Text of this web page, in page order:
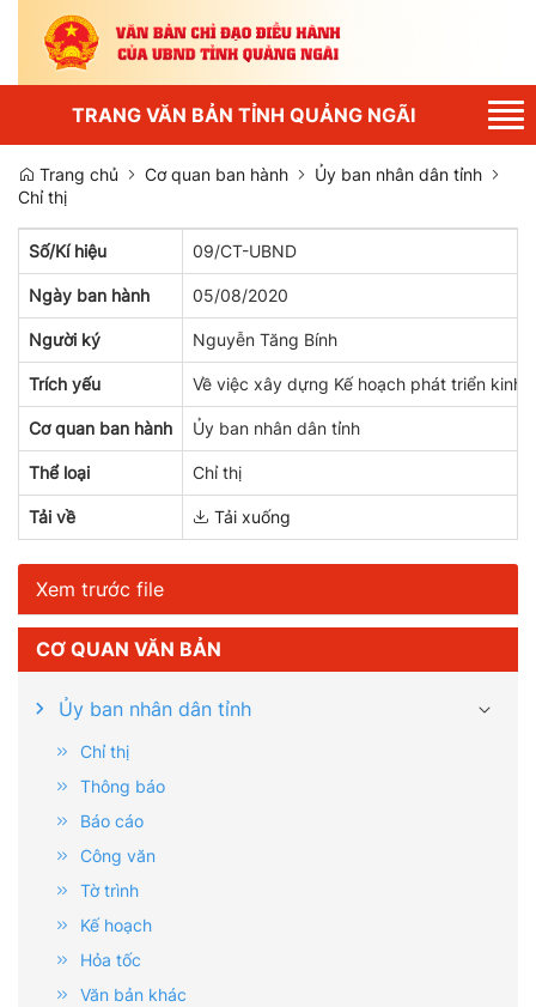
TRANG VĂN BẢN TỈNH QUẢNG NGÃI
CƠ QUAN VĂN BẢN
Ủy ban nhân dân tỉnh
Chỉ thị
Thông báo
Báo cáo
Công văn
Tờ trình
Kế hoạch
Hỏa tốc
Văn bản khác
Trang chủ Cơ quan ban hành
Ủy ban nhân dân tỉnh
Chỉ thị
Số/Kí hiệu 09/CT-UBND
Ngày ban hành 05/08/2020
Người ký Nguyễn Tăng Bính
Trích yếu Về việc xây dựng Kế hoạch phát triển kinh
Cơ quan ban hành Ủy ban nhân dân tỉnh
Thể loại Chỉ thị
Tải về Tải xuống
Xem trước file